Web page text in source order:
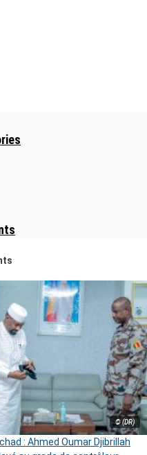
© (DR)
: Ahmed Oumar Djibrillah